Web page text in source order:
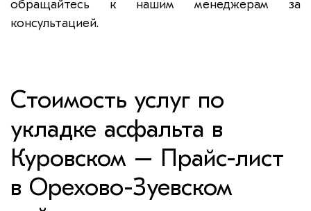
обращайтесь к нашим менеджерам за
консультацией.
Стоимость услуг по
укладке асфальта в
Куровском – Прайс-лист
в Орехово-Зуевском